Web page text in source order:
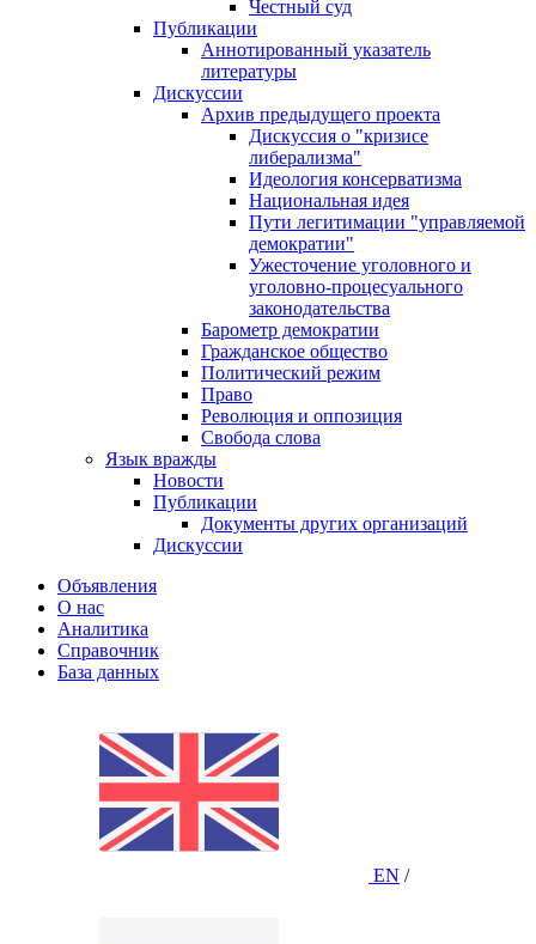
Честный суд
Публикации
Аннотированный указатель
литературы
Дискуссии
Архив предыдущего проекта
Дискуссия о "кризисе
либерализма"
Идеология консерватизма
Национальная идея
Пути легитимации "управляемой
демократии"
Ужесточение уголовного и
уголовно-процесуального
законодательства
Барометр демократии
Гражданское общество
Политический режим
Право
Революция и оппозиция
Свобода слова
Язык вражды
Новости
Публикации
Документы других организаций
Дискуссии
Объявления
О нас
Аналитика
Справочник
База данных
EN /